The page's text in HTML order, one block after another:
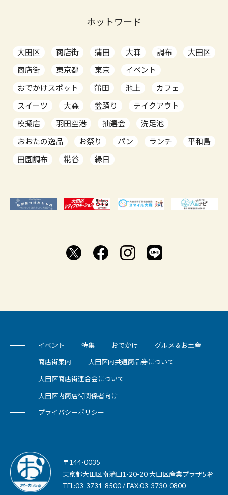
ホットワード
大田区 商店街 蒲田 大森 調布
大田区
商店街
東京都 東京
イベント
おでかけスポット
蒲田 池上
カフェ
スイーツ
大森 盆踊り
テイクアウト
模擬店
羽田空港 抽選会
洗足池
おおたの逸品
お祭り パン ランチ
平和島
田園調布
糀谷 縁日
イベント 特集 おでかけ グルメ＆お土産
商店街案内 大田区内共通商品券について
大田区商店街連合会について
大田区内商店街関係者向け
プライバシーポリシー
〒144-0035
東京都大田区南蒲田1-20-20 大田区産業プラザ5階
TEL:03-3731-8500 / FAX:03-3730-0800